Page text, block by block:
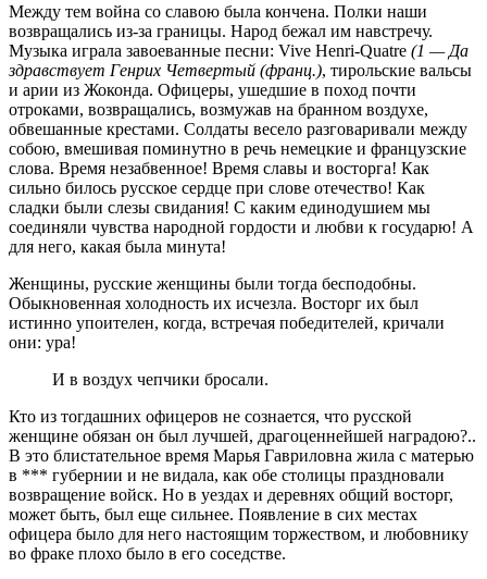
Между тем война со славою была кончена. Полки наши
возвращались из-за границы. Народ бежал им навстречу.
Музыка играла завоеванные песни: Vive Henri-Quatre (1 — Да
здравствует Генрих Четвертый (франц.), тирольские вальсы
и арии из Жоконда. Офицеры, ушедшие в поход почти
отроками, возвращались, возмужав на бранном воздухе,
обвешанные крестами. Солдаты весело разговаривали между
собою, вмешивая поминутно в речь немецкие и французские
слова. Время незабвенное! Время славы и восторга! Как
сильно билось русское сердце при слове отечество! Как
сладки были слезы свидания! С каким единодушием мы
соединяли чувства народной гордости и любви к государю! А
для него, какая была минута!
Женщины, русские женщины были тогда бесподобны.
Обыкновенная холодность их исчезла. Восторг их был
истинно упоителен, когда, встречая победителей, кричали
они: ура!
И в воздух чепчики бросали.
Кто из тогдашних офицеров не сознается, что русской
женщине обязан он был лучшей, драгоценнейшей наградою?..
В это блистательное время Марья Гавриловна жила с матерью
в *** губернии и не видала, как обе столицы праздновали
возвращение войск. Но в уездах и деревнях общий восторг,
может быть, был еще сильнее. Появление в сих местах
офицера было для него настоящим торжеством, и любовнику
во фраке плохо было в его соседстве.